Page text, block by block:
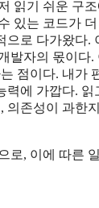
읽기 쉬운 구
있는 코드가
으로 다가왔다
발자의 몫이
점이다. 내가
에 가깝다.
의존성이 과한
로, 이에 따른